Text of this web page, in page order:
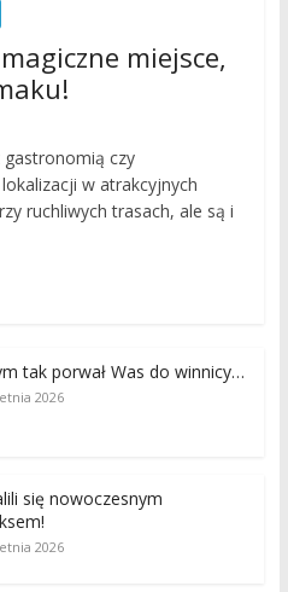
miejsce,
gastronomią czy
w atrakcyjnych
ruchliwych trasach, ale są i
tak porwał Was do winnicy…
2026
się nowoczesnym
2026